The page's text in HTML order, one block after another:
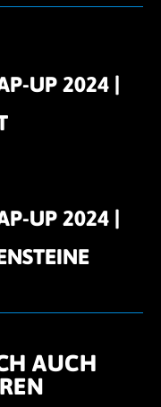
UP 2024 |
UP 2024 |
AUCH